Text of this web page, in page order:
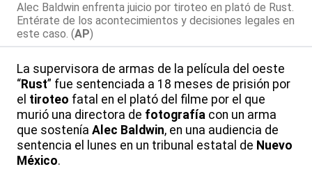
Alec Baldwin enfrenta juicio por tiroteo en plató de Rust.
Entérate de los acontecimientos y decisiones legales en
este caso. (AP)
La supervisora de armas de la película del oeste
“Rust” fue sentenciada a 18 meses de prisión por
el tiroteo fatal en el plató del filme por el que
murió una directora de fotografía con un arma
que sostenía Alec Baldwin, en una audiencia de
sentencia el lunes en un tribunal estatal de Nuevo
México.